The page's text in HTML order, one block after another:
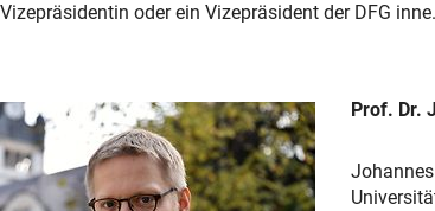
Vizepräsidentin oder ein Vizepräsident der DFG inne.
Prof. Dr.